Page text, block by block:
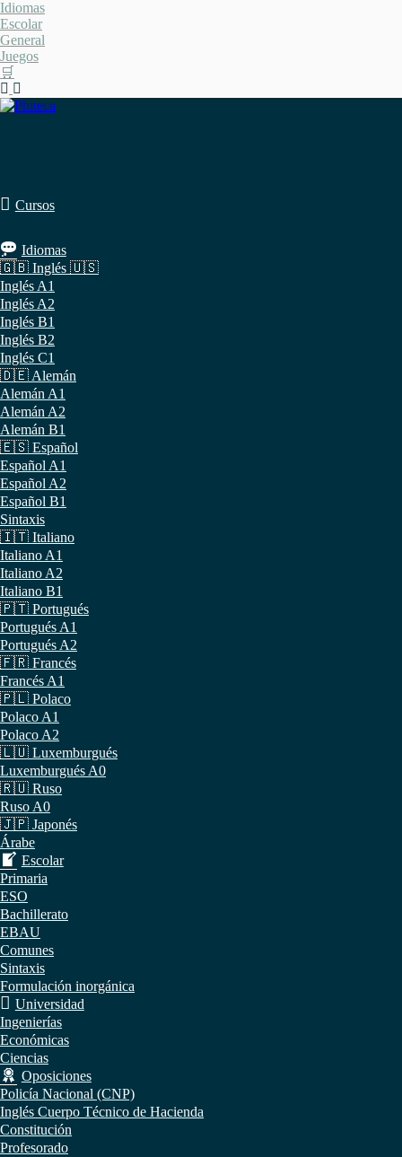
Saltar
al
contenido
Idiomas
Escolar
General
Juegos
🛒
Cursos
Idiomas
🇬🇧 Inglés 🇺🇸
Inglés A1
Inglés A2
Inglés B1
Inglés B2
Inglés C1
🇩🇪 Alemán
Alemán A1
Alemán A2
Alemán B1
🇪🇸 Español
Español A1
Español A2
Español B1
Sintaxis
🇮🇹 Italiano
Italiano A1
Italiano A2
Italiano B1
🇵🇹 Portugués
Portugués A1
Portugués A2
🇫🇷 Francés
Francés A1
🇵🇱 Polaco
Polaco A1
Polaco A2
🇱🇺 Luxemburgués
Luxemburgués A0
🇷🇺 Ruso
Ruso A0
🇯🇵 Japonés
Árabe
Escolar
Primaria
ESO
Bachillerato
EBAU
Comunes
Sintaxis
Formulación inorgánica
Universidad
Ingenierías
Económicas
Ciencias
Oposiciones
Policía Nacional (CNP)
Inglés Cuerpo Técnico de Hacienda
Constitución
Profesorado